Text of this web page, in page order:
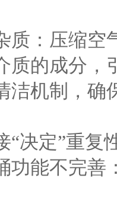
质：压缩空
质的成分，
洁机制，确
“决定”重复
功能不完善：